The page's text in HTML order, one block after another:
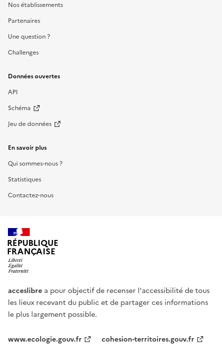
Nos établissements
Partenaires
Une question ?
Challenges
Données ouvertes
API
Schéma
Jeu de données
En savoir plus
Qui sommes-nous ?
Statistiques
Contactez-nous
RÉPUBLIQUE
FRANÇAISE
acceslibre a pour objectif de recenser l'accessibilité de tous
les lieux recevant du public et de partager ces informations
le plus largement possible.
www.ecologie.gouv.fr
cohesion-territoires.gouv.fr